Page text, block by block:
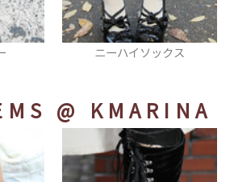
ス ジャケット
@ KMARINA